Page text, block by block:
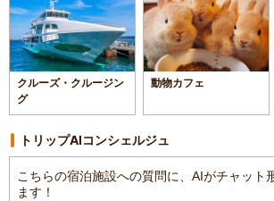
クルーズ・クルージン
グ
動物カフェ
トリップAIコンシェルジュ
こちらの宿泊施設への質問に、AIがチャット
ます！